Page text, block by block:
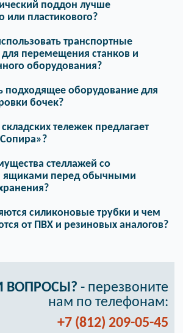
поддон лучше
или пластикового?
транспортные
перемещения станков и
оборудования?
подходящее оборудование для
бочек?
тележек предлагает
стеллажей со
ящиками перед обычными
силиконовые трубки и чем
от ПВХ и резиновых аналогов?
ВОПРОСЫ? - перезвоните
нам по телефонам:
+7 (812) 209-05-45